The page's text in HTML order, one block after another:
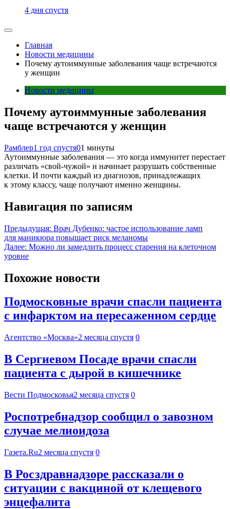
4 дня спустя
Главная
Новости медицины
Почему аутоиммунные заболевания чаще встречаются
у женщин
Новости медицины
Почему аутоиммунные заболевания
чаще встречаются у женщин
Рамблер1 год спустя01 минуты
Аутоиммунные заболевания — это когда иммунитет перестает
различать «свой-чужой» и начинает разрушать собственные
клетки. И почти каждый из диагнозов, принадлежащих
к этому классу, чаще получают именно женщины.
Навигация по записям
Предыдущая: Врач Дубенко: частое использование ламп
для маникюра повышает риск меланомы
Далее: Можно ли замедлить процесс старения на клеточном
уровне
Похожие новости
Подмосковные врачи спасли пациента
с инфарктом на пересаженном сердце
Агентство «Москва»2 месяца спустя 0
В Сергиевом Посаде врачи спасли
пациента с дырой в кишечнике
Вести Подмосковья2 месяца спустя 0
Роспотребнадзор сообщил о завозном
случае мелиоидоза
Газета.Ru2 месяца спустя 0
В Росздравнадзоре рассказали о
ситуации с вакциной от клещевого
энцефалита